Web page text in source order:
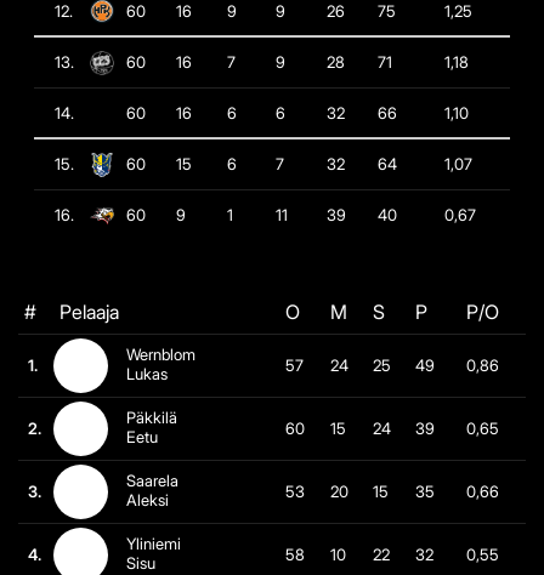
12. 60 16 9 9 26 75 1,25
13. 60 16 7 9 28 71 1,18
14. 60 16 6 6 32 66 1,10
15. 60 15 6 7 32 64 1,07
16. 60 9 1 11 39 40 0,67
# Pelaaja O M S P P/O
1.
Wernblom
Lukas
57 24 25 49 0,86
2.
Päkkilä
Eetu
60 15 24 39 0,65
3.
Saarela
Aleksi
53 20 15 35 0,66
4.
Yliniemi
Sisu
58 10 22 32 0,55